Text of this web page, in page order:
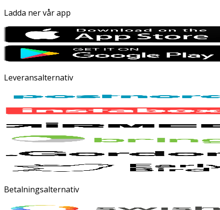
Ladda ner vår app
Leveransalternativ
Betalningsalternativ